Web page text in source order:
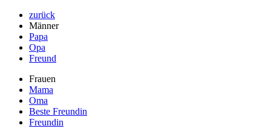
zurück
Männer
Papa
Opa
Freund
Frauen
Mama
Oma
Beste Freundin
Freundin